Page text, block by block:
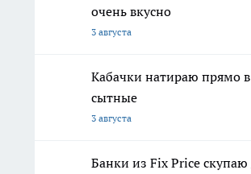
очень вкусно
3 августа
Кабачки натираю прямо
сытные
3 августа
Банки из Fix Price